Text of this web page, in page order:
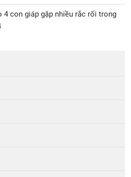
4 con giáp gặp nhiều rắc rối trong